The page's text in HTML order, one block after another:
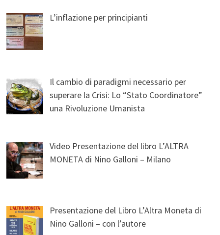
L’inflazione per principianti
Il cambio di paradigmi necessario per
superare la Crisi: Lo “Stato Coordinatore”
una Rivoluzione Umanista
Video Presentazione del libro L’ALTRA
MONETA di Nino Galloni – Milano
Presentazione del Libro L’Altra Moneta di
Nino Galloni – con l’autore